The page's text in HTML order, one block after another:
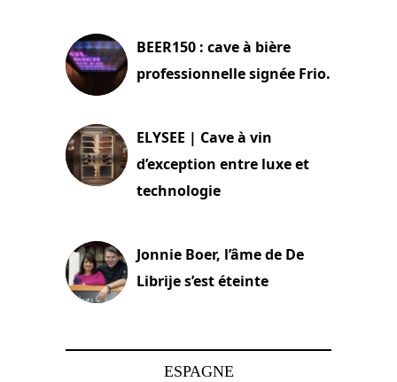
BEER150 : cave à bière
professionnelle signée Frio.
ELYSEE | Cave à vin
d’exception entre luxe et
technologie
Jonnie Boer, l’âme de De
Librije s’est éteinte
ESPAGNE